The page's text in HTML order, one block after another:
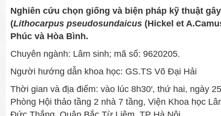
Nghiên cứu chọn giống và biện pháp kỹ thuật
(Lithocarpus pseudosundaicus (Hickel et
Phúc và Hòa Bình.
Chuyên ngành: Lâm sinh; mã số: 9620205.
Người hướng dẫn khoa học: GS.TS Võ Đại Hải
Thời gian và địa điểm: vào lúc 8h30′, thứ hai, ngày
Phòng Hội thảo tầng 2 nhà 7 tầng, Viện Khoa học